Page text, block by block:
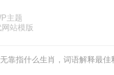
主题
站模版
靠指什么生肖，词语解释最佳